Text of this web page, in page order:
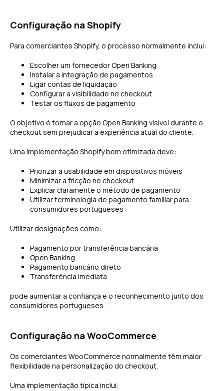
Configuração na Shopify
Para comerciantes Shopify, o processo normalmente inclui:
Escolher um fornecedor Open Banking
Instalar a integração de pagamentos
Ligar contas de liquidação
Configurar a visibilidade no checkout
Testar os fluxos de pagamento
O objetivo é tornar a opção Open Banking visível durante o
checkout sem prejudicar a experiência atual do cliente.
Uma implementação Shopify bem otimizada deve:
Priorizar a usabilidade em dispositivos móveis
Minimizar a fricção no checkout
Explicar claramente o método de pagamento
Utilizar terminologia de pagamento familiar para
consumidores portugueses
Utilizar designações como:
Pagamento por transferência bancária
Open Banking
Pagamento bancário direto
Transferência imediata
pode aumentar a confiança e o reconhecimento junto dos
consumidores portugueses.
Configuração na WooCommerce
Os comerciantes WooCommerce normalmente têm maior
flexibilidade na personalização do checkout.
Uma implementação típica inclui: